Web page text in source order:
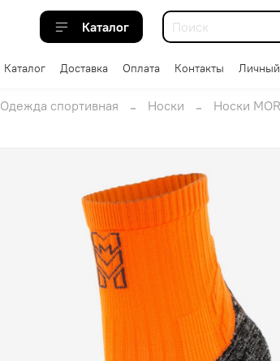
Каталог
Каталог Доставка Оплата Контакты
Одежда спортивная Носки Носки